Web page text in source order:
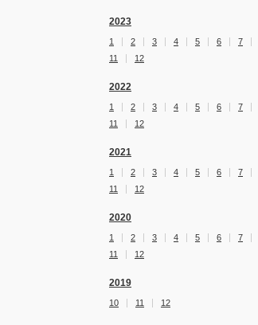
2023
1 2 3 4 5 6 7
11
12
2022
1 2 3 4 5 6 7
11
12
2021
1 2 3 4 5 6 7
11
12
2020
1 2 3 4 5 6 7
11
12
2019
10 11 12